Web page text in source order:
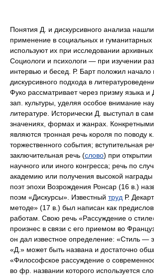
Понятия Д. и дискурсивного анализа
применение в социальных и гуманитарных
используют их при исследовании архивных
Социологи и психологи — при изучении
интервью и бесед. Р. Барт положил
дискурсивного подхода в
Фуко рассматривает через призму языка
зап. культуры, уделяя особое внимание
литературе. Исторически Д. выступал в
значениях, формах и жанрах.
являются тронная речь короля по поводу
торжественного события; вступительная
заключительная речь (слово) при открытии
научного или иного конгресса; речь по
академию или получения высокой
поэт эпохи Возрождения Ронсар (16 в.)
поэм «Дискурсы». Известный труд Р.
методе» (17 в.) был написан как
работам. Свою речь «Рассуждение о
произнес в связи с его приемом во
он дал известное определение: «Стиль —
«Д.» может быть названа и достаточно
«Философское рассуждение о
во фр. названии которого используется